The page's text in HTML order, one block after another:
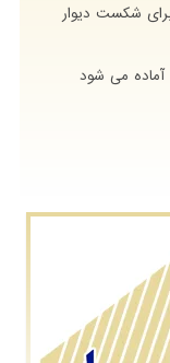
شکست دیوار
آماده می شود